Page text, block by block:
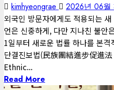
kimhyeongrae 2026년 06월
외국인 방문자에게도 적용되는
언은 신중하게, 다만 지나친 불안
1일부터 새로운 법률 하나를 본
단결진보법(民族團結進步促進
Ethnic...
Read More